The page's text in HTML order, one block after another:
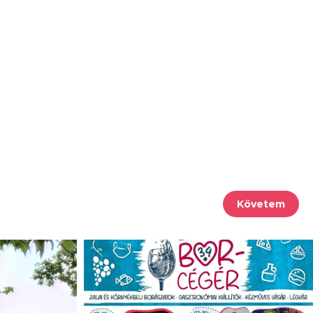
Követem